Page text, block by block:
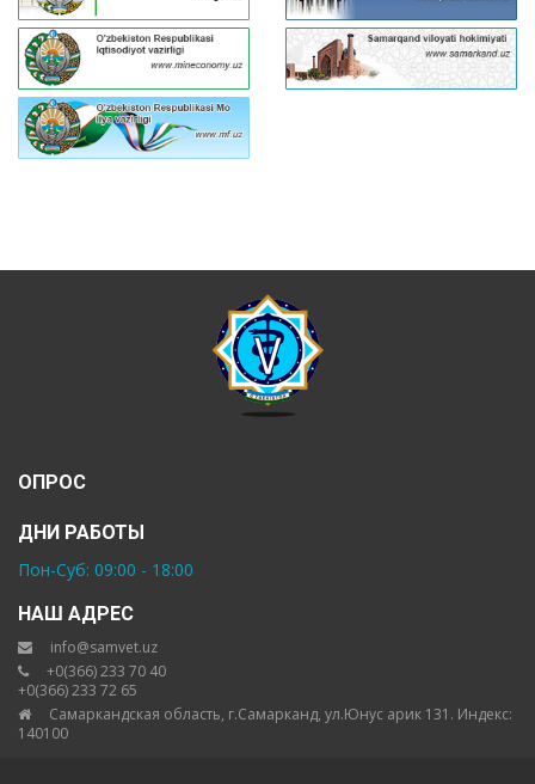
ОПРОС
ДНИ РАБОТЫ
Пон-Суб: 09:00 - 18:00
НАШ АДРЕС
info@samvet.uz
+0(366) 233 70 40
+0(366) 233 72 65
Самаркандская область, г.Самарканд, ул.Юнус арик 131. Индекс:
140100